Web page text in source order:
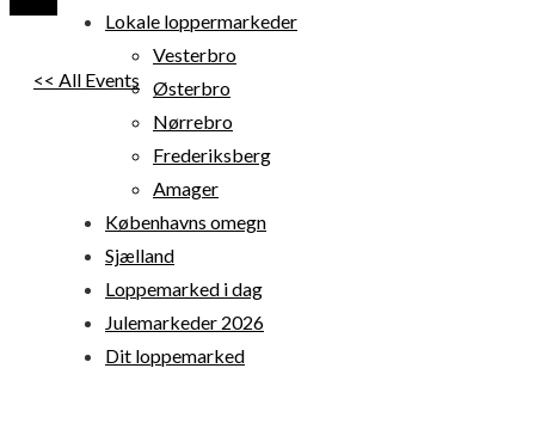
Lokale loppermarkeder
Vesterbro
Østerbro
Nørrebro
Frederiksberg
Amager
Københavns omegn
Sjælland
Loppemarked i dag
Julemarkeder 2026
Dit loppemarked
<< All Events